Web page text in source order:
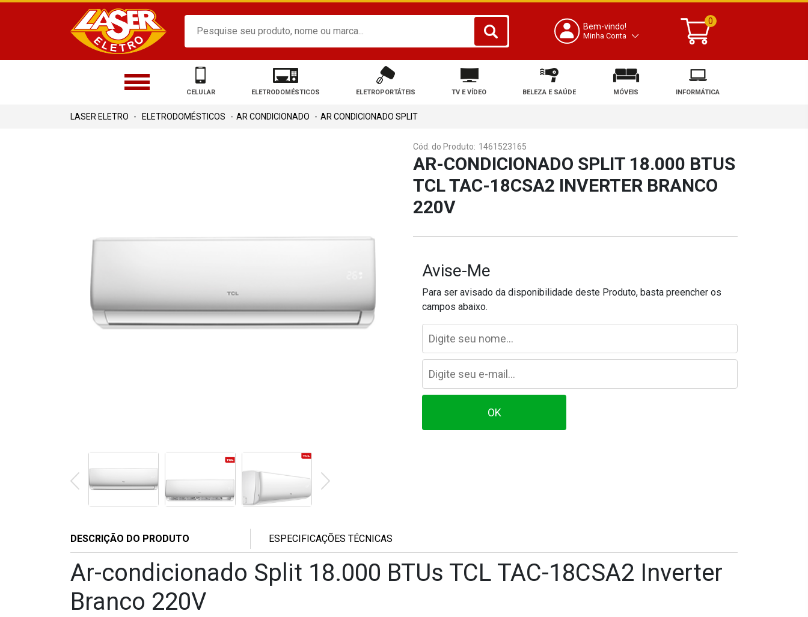
Bem-vindo!
Minha Conta
0
CELULAR ELETRODOMÉSTICOS ELETROPORTÁTEIS TV E VÍDEO BELEZA E SAÚDE MÓVEIS INFORMÁTICA
ELETRODOMÉSTICOS AR CONDICIONADO AR CONDICIONADO SPLIT
Cód. do Produto: 1461523165
AR-CONDICIONADO SPLIT 18.000 BTUS
TCL TAC-18CSA2 INVERTER BRANCO
220V
Avise-Me
Para ser avisado da disponibilidade deste Produto, basta preencher os
campos abaixo.
DESCRIÇÃO DO PRODUTO ESPECIFICAÇÕES TÉCNICAS
Ar-condicionado Split 18.000 BTUs TCL TAC-18CSA2 Inverter
Branco 220V